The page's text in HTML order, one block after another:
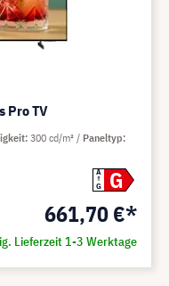
Pro TV
A
G
G
661,70 €*
Lieferzeit 1-3 Werktage
300 cd/m²
Paneltyp